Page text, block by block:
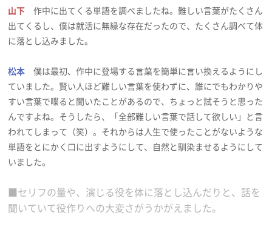
山下 作中に出てくる単語を調べましたね。難しい言葉がたくさん
出てくるし、僕は就活に無縁な存在だったので、たくさん調べて体
に落とし込みました。
松本 僕は最初、作中に登場する言葉を簡単に言い換えるようにし
ていました。賢い人ほど難しい言葉を使わずに、誰にでもわかりや
すい言葉で喋ると聞いたことがあるので、ちょっと試そうと思った
んですよね。そうしたら、「全部難しい言葉で話して欲しい」と言
われてしまって（笑）。それからは人生で使ったことがないような
単語をとにかく口に出すようにして、自然と馴染ませるようにして
いました。
■セリフの量や、演じる役を体に落とし込んだりと、話を
聞いていて役作りへの大変さがうかがえました。